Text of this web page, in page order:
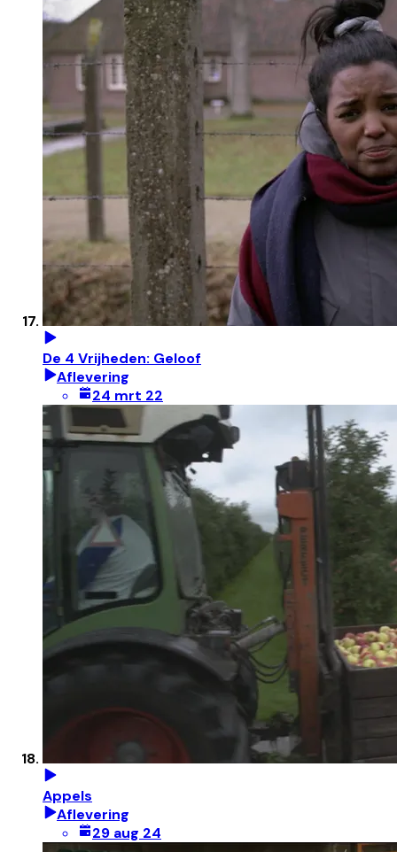
De 4 Vrijheden: Geloof
Aflevering
24 mrt 22
Appels
Aflevering
29 aug 24